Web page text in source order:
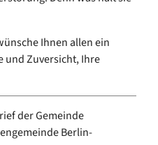
Ihnen allen ein
und Zuversicht, Ihre
der Gemeinde
Berlin-